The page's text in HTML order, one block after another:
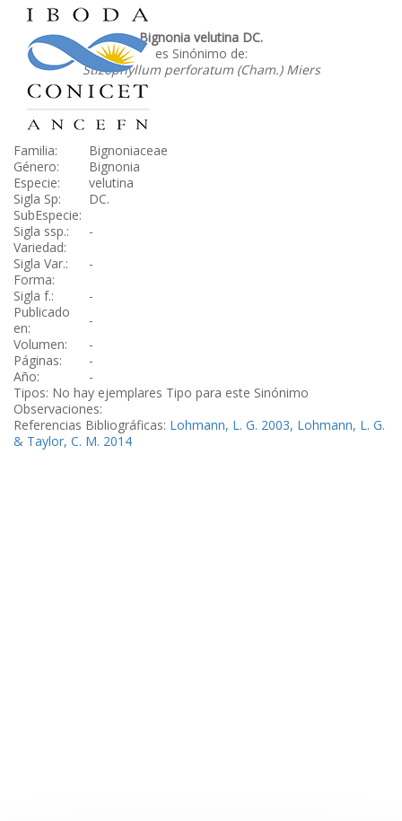
Bignonia velutina DC.
es Sinónimo de:
Stizophyllum perforatum (Cham.) Miers
Familia:
Bignoniaceae
Género:
Bignonia
Especie:
velutina
Sigla Sp:
DC.
SubEspecie:
Sigla ssp.:
-
Variedad:
Sigla Var.:
-
Forma:
Sigla f.:
-
Publicado
en:
-
Volumen:
-
Páginas:
-
Año:
-
Tipos: No hay ejemplares Tipo para este Sinónimo
Observaciones:
Referencias Bibliográficas: Lohmann, L. G. 2003, Lohmann, L. G.
& Taylor, C. M. 2014